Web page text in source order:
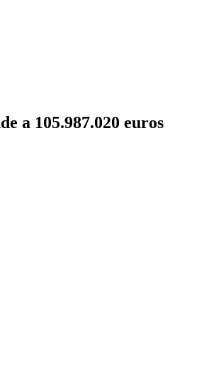
a 105.987.020 euros